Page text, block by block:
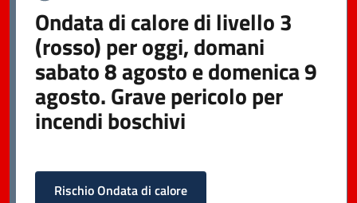
Ondata di calore di livello 3
(rosso) per oggi, domani
sabato 8 agosto e domenica 9
agosto. Grave pericolo per
incendi boschivi
Rischio Ondata di calore